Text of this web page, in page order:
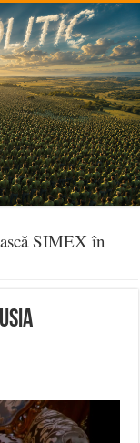
SIMEX în